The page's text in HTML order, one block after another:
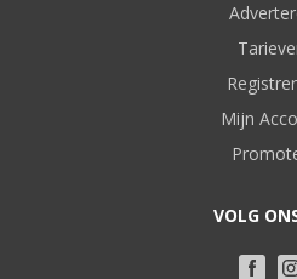
Mijn
VOLG